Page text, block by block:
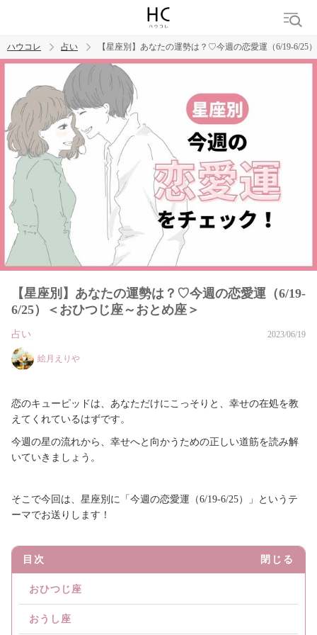
トレンド ワード
ハウコレ 占い 【星座別】あなたの運勢は？♡今週の恋愛運（6/19-6/25
【星座別】あなたの運勢は？♡今週の恋愛運（6/19-
6/25）＜おひつじ座～おとめ座＞
占い 2023/06/19
絵月えりや
恋のキューピッドは、あなただけにこっそりと、幸せの在処を教
えてくれているはずです。
今週の星の流れから、幸せへと向かうための正しい道筋を読み解
いていきましょう。
そこで今回は、星座別に「今週の恋愛運（6/19-6/25）」というテ
ーマでお送りします！
目次 閉じる
おひつじ座
おうし座